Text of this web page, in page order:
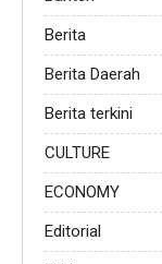
Berita
Berita Daerah
Berita terkini
CULTURE
ECONOMY
Editorial